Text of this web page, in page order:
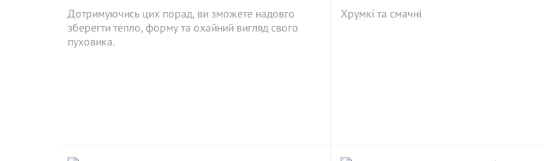
Дотримуючись цих порад, ви зможете надовго
зберегти тепло, форму та охайний вигляд свого
пуховика.
Хрумкі та смачні